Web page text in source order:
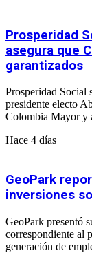
Prosperidad
asegura que
garantizados
Prosperidad Social
presidente electo
Colombia Mayor y
Hace 4 días
GeoPark
inversiones
GeoPark presentó
correspondiente al
generación de